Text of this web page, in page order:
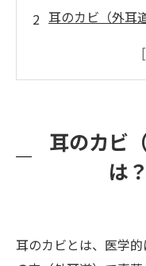
耳のカビ（外耳
イヤホン使用時
住宅のカビ対策
ーズ福岡へ相談を
耳のカビ
は
耳のカビとは、医学